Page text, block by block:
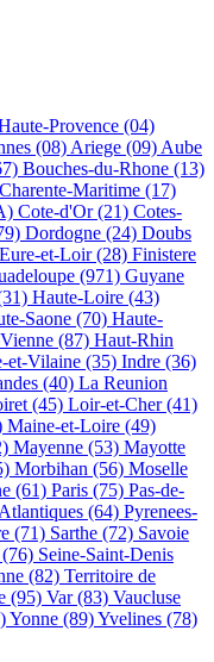
Provence (04)
(08) Ariege (09) Aube
Bouches-du-Rhone (13)
Charente-Maritime (17)
Cote-d'Or(21) Cotes-
Dordogne (24) Doubs
Eure-et-Loir(28) Finistere
(971) Guyane
Haute-Loire (43)
Saone (70) Haute-
(87) Haut-Rhin
et-Vilaine (35) Indre (36)
(40) La Reunion
(45) Loir-et-Cher(41)
Maine-et-Loire (49)
Mayenne (53) Mayotte
Morbihan (56) Moselle
(61) Paris (75) Pas-de-
(64) Pyrenees-
(71) Sarthe (72) Savoie
(76) Seine-Saint-Denis
(82) Territoire de
(95) Var(83) Vaucluse
Yonne (89)Yvelines (78)